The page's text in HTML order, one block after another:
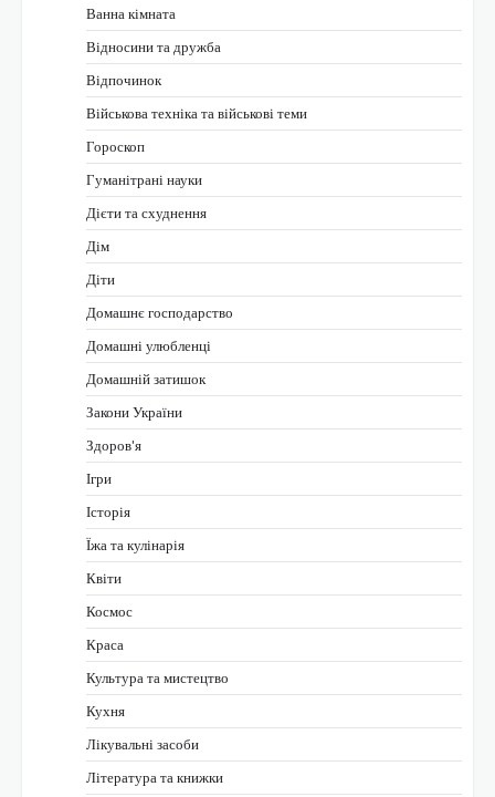
Ванна кімната
Відносини та дружба
Відпочинок
Військова техніка та військові теми
Гороскоп
Гуманітрані науки
Дієти та схуднення
Дім
Діти
Домашнє господарство
Домашні улюбленці
Домашній затишок
Закони України
Здоров'я
Ігри
Історія
Їжа та кулінарія
Квіти
Космос
Краса
Культура та мистецтво
Кухня
Лікувальні засоби
Література та книжки